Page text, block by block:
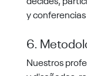
y
6.
Nuestros